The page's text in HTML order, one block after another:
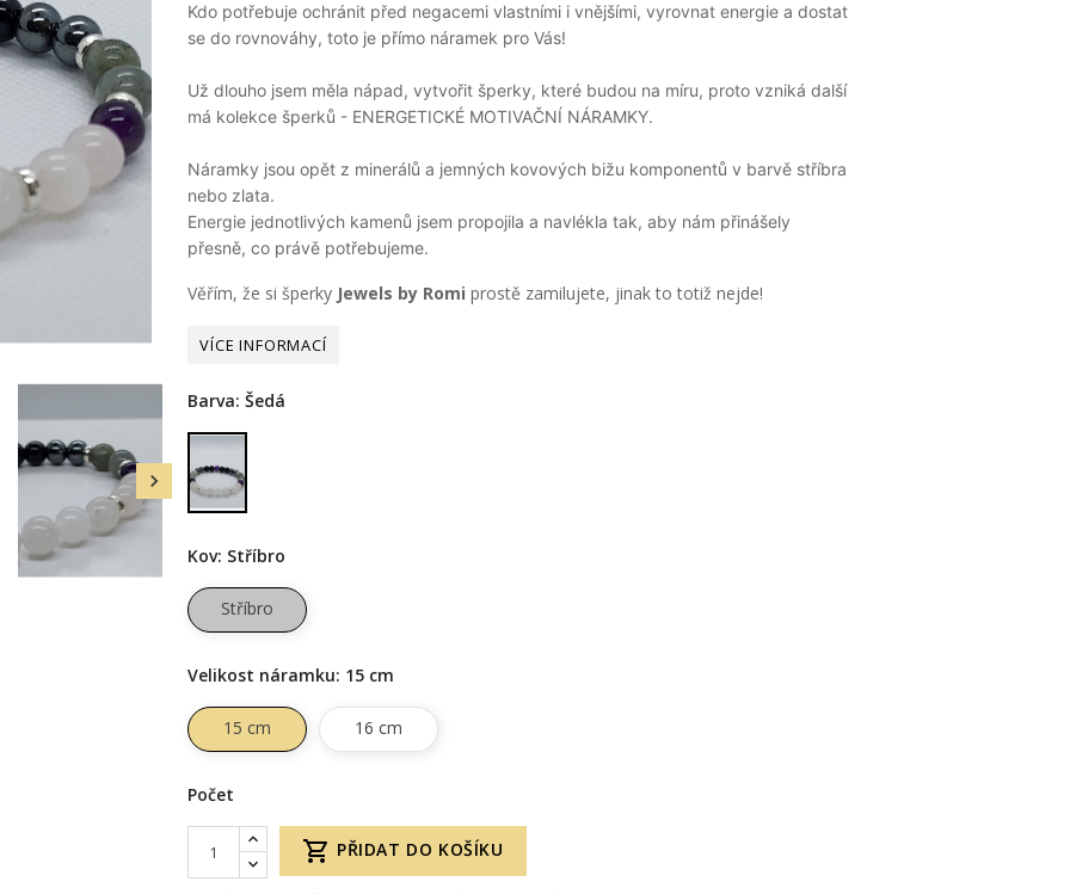

Kdo potřebuje ochránit před negacemi vlastními i vnějšími, vyrovnat energie a dostat
se do rovnováhy, toto je přímo náramek pro Vás!
Už dlouho jsem měla nápad, vytvořit šperky, které budou na míru, proto vzniká další
má kolekce šperků - ENERGETICKÉ MOTIVAČNÍ NÁRAMKY.
Náramky jsou opět z minerálů a jemných kovových bižu komponentů v barvě stříbra
nebo zlata.
Energie jednotlivých kamenů jsem propojila a navlékla tak, aby nám přinášely
přesně, co právě potřebujeme.
Věřím, že si šperky Jewels by Romi prostě zamilujete, jinak to totiž nejde!
Barva: Šedá
Šedá
Kov: Stříbro
Stříbro
Velikost náramku: 15 cm
15 cm 16 cm
Počet
 PŘIDAT DO KOŠÍKU